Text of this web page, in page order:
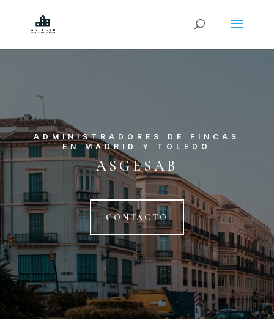
ADMINISTRADORES DE FINCAS
EN MADRID Y TOLEDO
ASGESAB
CONTACTO